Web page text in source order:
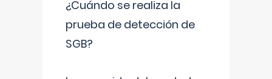
¿Cuándo se realiza la
prueba de detección de
SGB?